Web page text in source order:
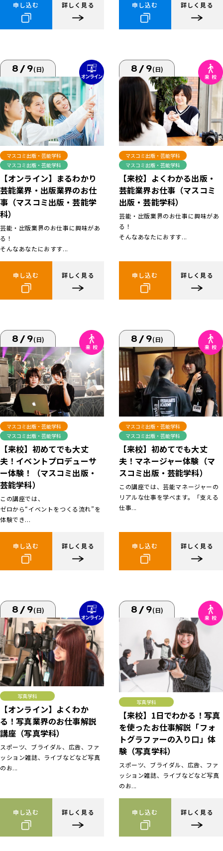
申し込む 詳しく見る 申し込む 詳しく見る
8/9(日)
マスコミ出版・芸能学科
マスコミ出版・芸能学科
【オンライン】まるわかり
芸能業界・出版業界のお仕
事（マスコミ出版・芸能学
科）
芸能・出版業界のお仕事に興味があ
る！
そんなあなたにおすす...
申し込む 詳しく見る
8/9(日)
マスコミ出版・芸能学科
マスコミ出版・芸能学科
【来校】よくわかる出版・
芸能業界お仕事（マスコミ
出版・芸能学科）
芸能・出版業界のお仕事に興味があ
る！
そんなあなたにおすす...
申し込む 詳しく見る
8/9(日)
マスコミ出版・芸能学科
マスコミ出版・芸能学科
【来校】初めてでも大丈
夫！イベントプロデューサ
ー体験！（マスコミ出版・
芸能学科）
この講座では、
ゼロから“イベントをつくる流れ”を
体験でき...
申し込む 詳しく見る
8/9(日)
マスコミ出版・芸能学科
マスコミ出版・芸能学科
【来校】初めてでも大丈
夫！マネージャー体験（マ
スコミ出版・芸能学科）
この講座では、芸能マネージャーの
リアルな仕事を学べます。「支える
仕事...
申し込む 詳しく見る
8/9(日)
写真学科
【オンライン】よくわか
る！写真業界のお仕事解説
講座（写真学科）
スポーツ、ブライダル、広告、ファ
ッション雑誌、ライブなどなど写真
のお...
申し込む 詳しく見る
8/9(日)
写真学科
【来校】1日でわかる！写真
を使ったお仕事解説「フォ
トグラファーの入り口」体
験（写真学科）
スポーツ、ブライダル、広告、ファ
ッション雑誌、ライブなどなど写真
のお...
申し込む 詳しく見る